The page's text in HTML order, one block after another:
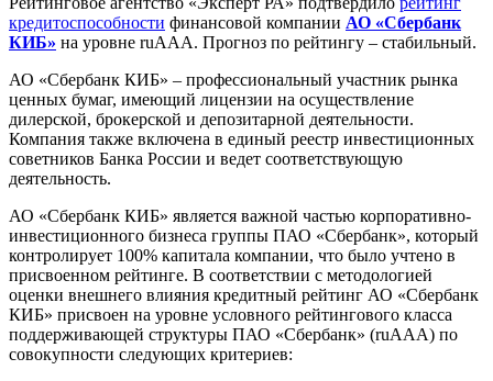
кредитоспособности финансовой компании АО «Сбербанк
КИБ» на уровне ruAAА. Прогноз по рейтингу – стабильный.
АО «Сбербанк КИБ» – профессиональный участник рынка
ценных бумаг, имеющий лицензии на осуществление
дилерской, брокерской и депозитарной деятельности.
Компания также включена в единый реестр инвестиционных
советников Банка России и ведет соответствующую
деятельность.
АО «Сбербанк КИБ» является важной частью корпоративно-
инвестиционного бизнеса группы ПАО «Сбербанк», который
контролирует 100% капитала компании, что было учтено в
присвоенном рейтинге. В соответствии с методологией
оценки внешнего влияния кредитный рейтинг АО «Сбербанк
КИБ» присвоен на уровне условного рейтингового класса
поддерживающей структуры ПАО «Сбербанк» (ruAAА) по
совокупности следующих критериев: